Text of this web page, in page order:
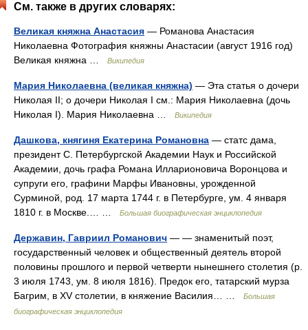
См. также в других словарях:
Великая княжна Анастасия — Романова Анастасия
Николаевна Фотография княжны Анастасии (август 1916 год)
Великая княжна …
Википедия
Мария Николаевна (великая княжна) — Эта статья о дочери
Николая II; о дочери Николая I см.: Мария Николаевна (дочь
Николая I). Мария Николаевна …
Википедия
Дашкова, княгиня Екатерина Романовна — статс дама,
президент С. Петербургской Академии Наук и Российской
Академии, дочь графа Романа Илларионовича Воронцова и
супруги его, графини Марфы Ивановны, урожденной
Сурминой, род. 17 марта 1744 г. в Петербурге, ум. 4 января
1810 г. в Москве.… …
Большая биографическая энциклопедия
Державин, Гавриил Романович — — знаменитый поэт,
государственный человек и общественный деятель второй
половины прошлого и первой четверти нынешнего столетия (р.
3 июля 1743, ум. 8 июля 1816). Предок его, татарский мурза
Багрим, в ХV столетии, в княжение Василия… …
Большая
биографическая энциклопедия